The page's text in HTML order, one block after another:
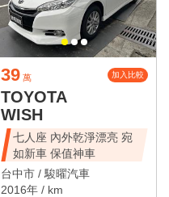
39 萬 加入比較
TOYOTA
WISH
七人座 內外乾淨漂亮 宛
如新車 保值神車
台中市 / 駿曜汽車
2016年 / km